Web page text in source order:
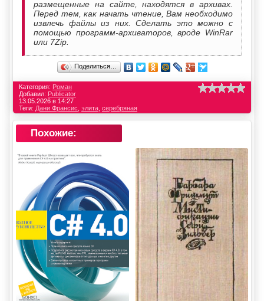
размещенные на сайте, находятся в архивах.
Перед тем, как начать чтение, Вам необходимо
извлечь файлы из них. Сделать это можно с
помощью программ-архиваторов, вроде WinRar
или 7Zip.
Поделиться…
Категория: Роман
Добавил: Publicator
13.05.2026 в 14:27
Теги: Дани Франсис элита серебряная
Похожие: